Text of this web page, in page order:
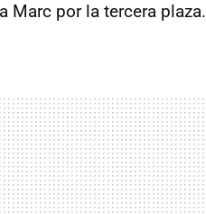
Marc por la tercera plaza.